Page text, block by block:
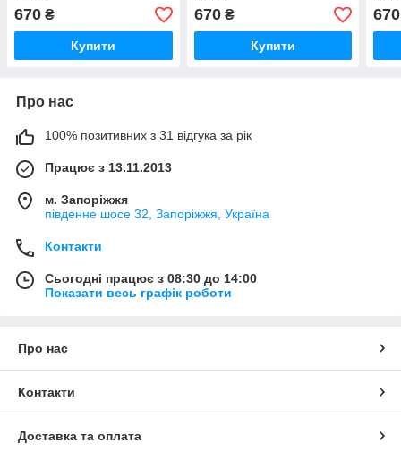
670 ₴
Купити
670₴
Купити
670
Про нас
100% позитивних з 31 відгука за рік
Працює з 13.11.2013
м. Запоріжжя
південне шосе 32, Запоріжжя, Україна
Контакти
Сьогодні працює з 08:30 до 14:00
Показати весь графік роботи
Про нас
Контакти
Доставка та оплата